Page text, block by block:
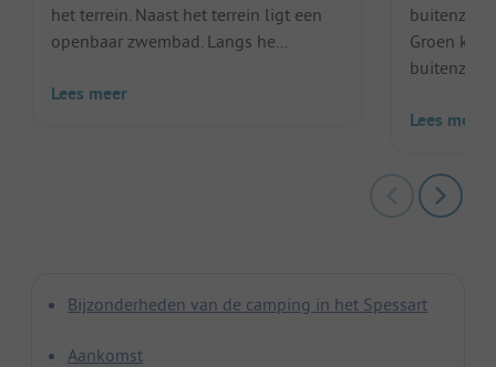
het terrein. Naast het terrein ligt een
openbaar zwembad. Langs he...
Lees meer
Groen
Lees meer
Bijzonderheden van de camping in het Spessart
Aankomst